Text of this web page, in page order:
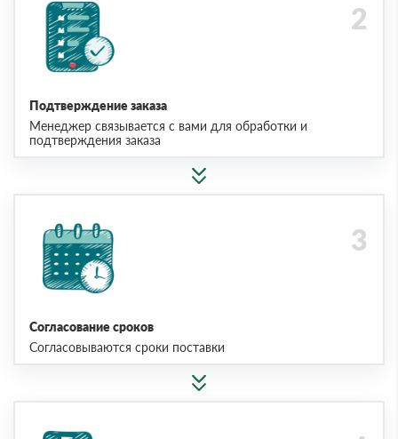
Подтверждение заказа
Менеджер связывается с вами для обработки и
подтверждения заказа
Согласование сроков
Согласовываются сроки поставки